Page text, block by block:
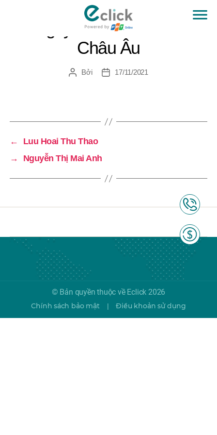
Công ty TNHH sơn Luxan
Châu Âu
TácBởi
Ngày17/11/2021
←
Luu Hoai Thu Thao
→
Nguyễn Thị Mai Anh
© Bản quyền thuộc về Eclick 2026
Chính sách bảo mật | Điều khoản sử dụng